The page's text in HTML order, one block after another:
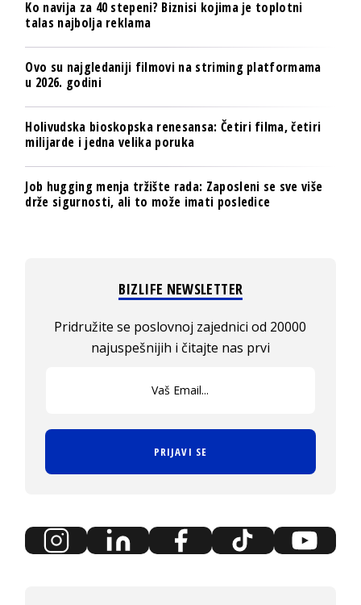
Ko navija za 40 stepeni? Biznisi kojima je toplotni
talas najbolja reklama
Ovo su najgledaniji filmovi na striming platformama
u 2026. godini
Holivudska bioskopska renesansa: Četiri filma, četiri
milijarde i jedna velika poruka
Job hugging menja tržište rada: Zaposleni se sve više
drže sigurnosti, ali to može imati posledice
BIZLIFE NEWSLETTER
Pridružite se poslovnoj zajednici od 20000
najuspešnijih i čitajte nas prvi
PRIJAVI SE